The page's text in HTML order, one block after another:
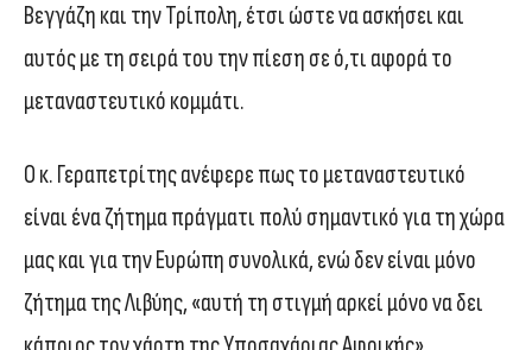
Βεγγάζη και την Τρίπολη, έτσι ώστε να ασκήσει και
αυτός με τη σειρά του την πίεση σε ό,τι αφορά το
μεταναστευτικό κομμάτι.
Ο κ. Γεραπετρίτης ανέφερε πως το μεταναστευτικό
είναι ένα ζήτημα πράγματι πολύ σημαντικό για τη χώρα
μας και για την Ευρώπη συνολικά, ενώ δεν είναι μόνο
ζήτημα της Λιβύης, «αυτή τη στιγμή αρκεί μόνο να δει